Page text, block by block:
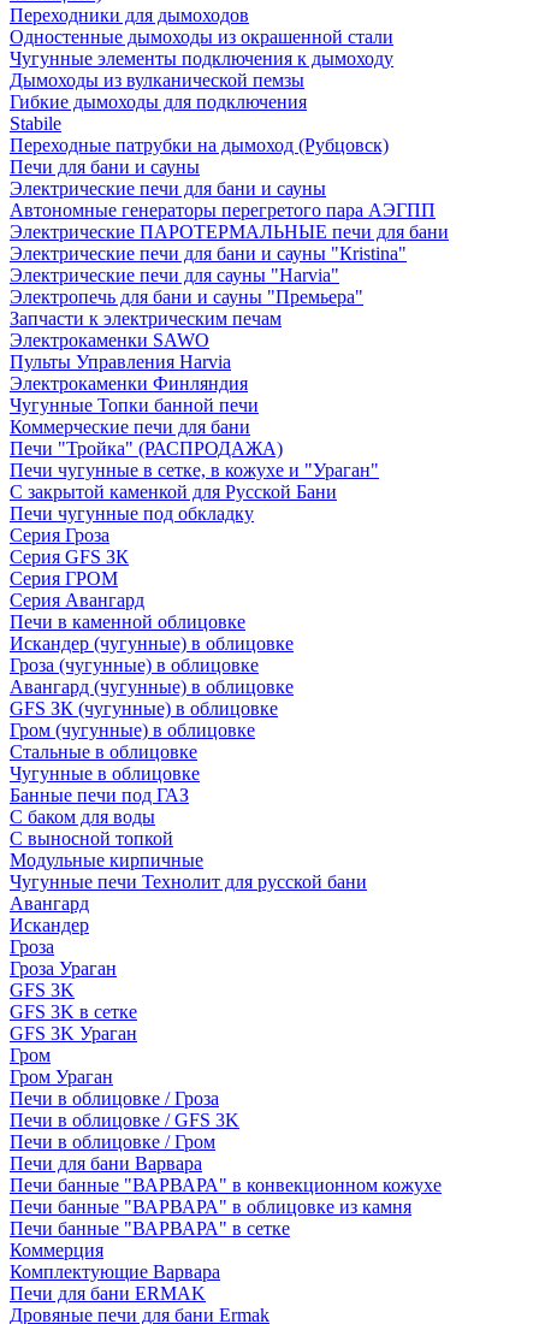
Переходники для дымоходов
Одностенные дымоходы из окрашенной стали
Чугунные элементы подключения к дымоходу
Дымоходы из вулканической пемзы
Гибкие дымоходы для подключения
Stabile
Переходные патрубки на дымоход (Рубцовск)
Печи для бани и сауны
Электрические печи для бани и сауны
Автономные генераторы перегретого пара АЭГПП
Электрические ПАРОТЕРМАЛЬНЫЕ печи для бани
Электрические печи для бани и сауны "Кristina"
Электрические печи для сауны "Harvia"
Электропечь для бани и сауны "Премьера"
Запчасти к электрическим печам
Электрокаменки SAWO
Пульты Управления Harvia
Электрокаменки Финляндия
Чугунные Топки банной печи
Коммерческие печи для бани
Печи "Тройка" (РАСПРОДАЖА)
Печи чугунные в сетке, в кожухе и "Ураган"
С закрытой каменкой для Русской Бани
Печи чугунные под обкладку
Серия Гроза
Серия GFS ЗК
Серия ГРОМ
Серия Авангард
Печи в каменной облицовке
Искандер (чугунные) в облицовке
Гроза (чугунные) в облицовке
Авангард (чугунные) в облицовке
GFS ЗК (чугунные) в облицовке
Гром (чугунные) в облицовке
Стальные в облицовке
Чугунные в облицовке
Банные печи под ГАЗ
С баком для воды
С выносной топкой
Модульные кирпичные
Чугунные печи Технолит для русской бани
Авангард
Искандер
Гроза
Гроза Ураган
GFS 3K
GFS 3K в сетке
GFS 3K Ураган
Гром
Гром Ураган
Печи в облицовке / Гроза
Печи в облицовке / GFS 3K
Печи в облицовке / Гром
Печи для бани Варвара
Печи банные "ВАРВАРА" в конвекционном кожухе
Печи банные "ВАРВАРА" в облицовке из камня
Печи банные "ВАРВАРА" в сетке
Коммерция
Комплектующие Варвара
Печи для бани ERMAK
Дровяные печи для бани Ermak